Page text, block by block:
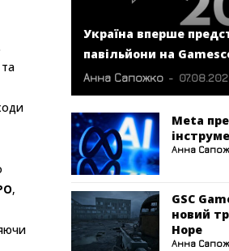
,
Україна вперше
павільйони на
Анна Сапожко -
Meta
Анна
GSC
новий
Hope
Анна